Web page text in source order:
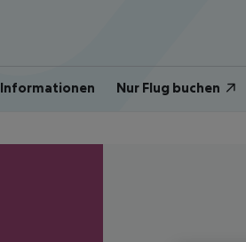
Informationen Nur Flug buchen